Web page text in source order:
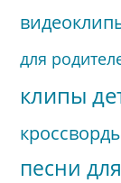
для
клипы
песни